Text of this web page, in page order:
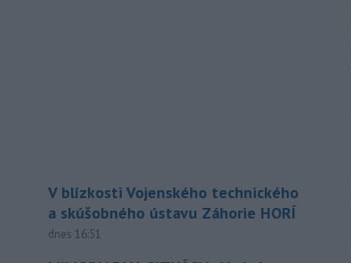
V blízkosti Vojenského technického
a skúšobného ústavu Záhorie HORÍ
dnes 16:51